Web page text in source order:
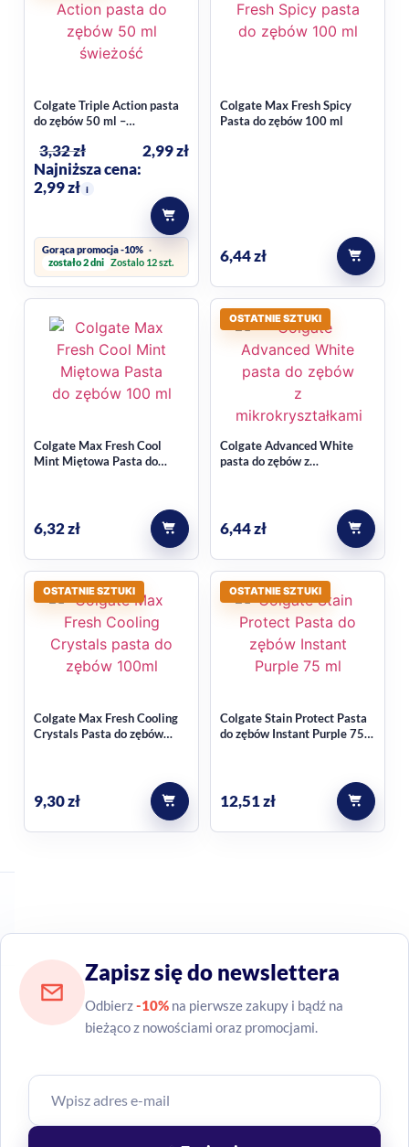
Pasta ma też naturalny smak i pojemność 75 ml.
Colgate Triple Action pasta
do zębów 50 ml –
higiena
3,32zł 2,99zł
Najniższa cena:
2,99zł i
Gorąca promocja -10%
zostało 2 dni Zostalo 12 szt.
Colgate Max Fresh Spicy
Pasta do zębów 100 ml
6,44zł
Colgate Max Fresh Cool
Mint Miętowa Pasta do
6,32zł
OSTATNIE SZTUKI
Colgate Advanced White
pasta do zębów z
6,44zł
OSTATNIE SZTUKI
Colgate Max Fresh Cooling
Crystals Pasta do zębów
9,30zł
OSTATNIE SZTUKI
Colgate Stain Protect Pasta
do zębów Instant Purple 75
12,51zł
Zapisz się do newslettera
Odbierz-10% na pierwsze zakupy i bądź na
bieżąco z nowościami oraz promocjami.